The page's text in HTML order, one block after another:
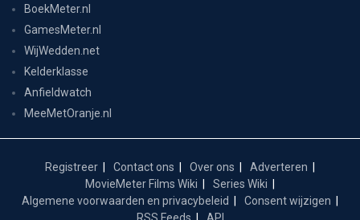
BoekMeter.nl
GamesMeter.nl
WijWedden.net
Kelderklasse
Anfieldwatch
MeeMetOranje.nl
Registreer Contact ons Over ons
Adverteren
MovieMeter Films Wiki
Series Wiki
Algemene voorwaarden en privacybeleid
Consent wijzigen
RSS Feeds
API